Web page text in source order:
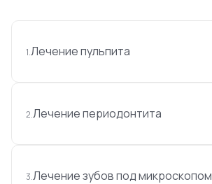
1.Лечение пульпита
2.Лечение периодонтита
3.Лечение зубов под микроскопом